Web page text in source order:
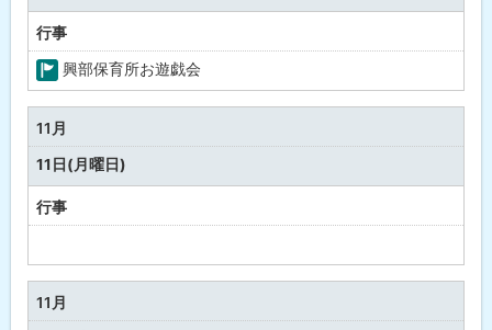
行事
町
の
行
事
興部保育所お遊戯会
11月
11日(月曜日)
行事
定
な
し
11月